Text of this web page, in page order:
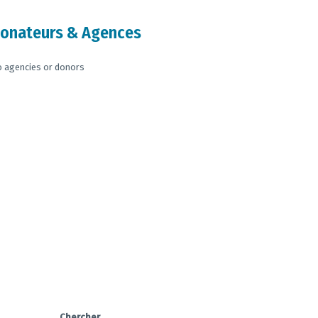
& Agences
agencies or donors